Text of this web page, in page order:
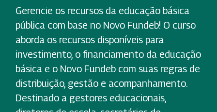
Gerencie os recursos da educação básica
pública com base no Novo Fundeb! O curso
aborda os recursos disponíveis para
investimento, o financiamento da educação
básica e o Novo Fundeb com suas regras de
distribuição, gestão e acompanhamento.
Destinado a gestores educacionais,